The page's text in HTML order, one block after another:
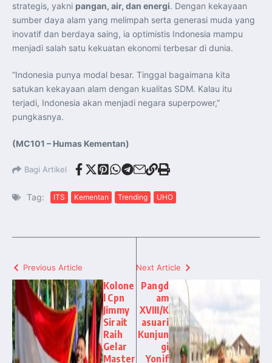
strategis, yakni pangan, air, dan energi. Dengan kekayaan
sumber daya alam yang melimpah serta generasi muda yang
inovatif dan berdaya saing, ia optimistis Indonesia mampu
menjadi salah satu kekuatan ekonomi terbesar di dunia.
“Indonesia punya modal besar. Tinggal bagaimana kita
satukan kekayaan alam dengan kualitas SDM. Kalau itu
terjadi, Indonesia akan menjadi negara superpower,”
pungkasnya.
(MC101 – Humas Kementan)
Bagi Artikel
Tag: ITS Kementan Trending UHO
Previous Article
Kolone
l Cpn
Jimmy
Sirait
Raih
Gelar
Master
Next Article
Pangd
am
XVIII/K
asuari
Kunjun
gi
Yonif